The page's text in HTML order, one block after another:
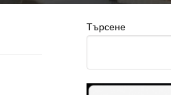
Търсене